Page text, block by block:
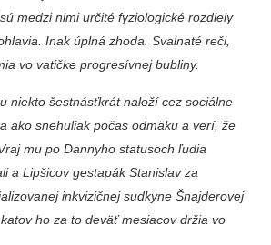
medzi nimi určité fyziologické rozdiely
Inak úplná zhoda. Svalnaté reči,
vo vatičke progresívnej bubliny.
niekto šestnásťkrát naloží cez sociálne
ako snehuliak počas odmäku a verí, že
mu po Dannyho statusoch ľudia
a Lipšicov gestapák Stanislav za
inkvizičnej sudkyne Šnajderovej
ho za to deväť mesiacov držia vo